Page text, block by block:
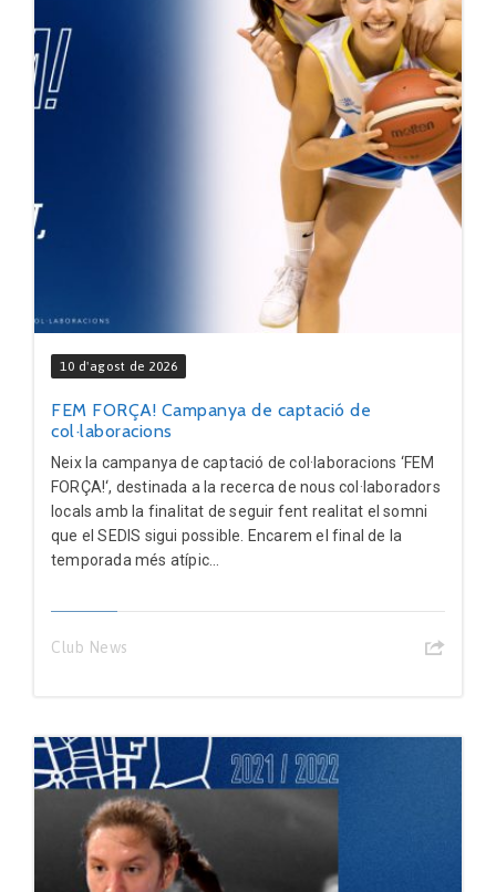
10 d'agost de 2026
FEM FORÇA! Campanya de captació de
col·laboracions
Neix la campanya de captació de col·laboracions ‘FEM
FORÇA!‘, destinada a la recerca de nous col·laboradors
locals amb la finalitat de seguir fent realitat el somni
que el SEDIS sigui possible. Encarem el final de la
temporada més atípic...
Club News